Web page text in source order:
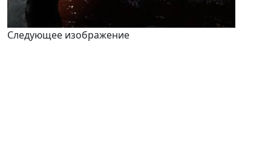
Следующее изображение